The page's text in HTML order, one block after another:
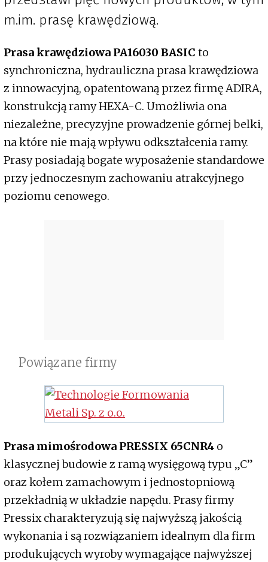
m.im. prasę krawędziową.
Prasa krawędziowa PA16030 BASIC to
synchroniczna, hydrauliczna prasa krawędziowa
z innowacyjną, opatentowaną przez firmę ADIRA,
konstrukcją ramy HEXA-C. Umożliwia ona
niezależne, precyzyjne prowadzenie górnej belki,
na które nie mają wpływu odkształcenia ramy.
Prasy posiadają bogate wyposażenie standardowe
przy jednoczesnym zachowaniu atrakcyjnego
poziomu cenowego.
Powiązane firmy
Prasa mimośrodowa PRESSIX 65CNR4 o
klasycznej budowie z ramą wysięgową typu „C”
oraz kołem zamachowym i jednostopniową
przekładnią w układzie napędu. Prasy firmy
Pressix charakteryzują się najwyższą jakością
wykonania i są rozwiązaniem idealnym dla firm
produkujących wyroby wymagające najwyższej